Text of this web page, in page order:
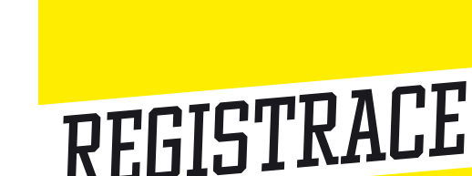
Registrace